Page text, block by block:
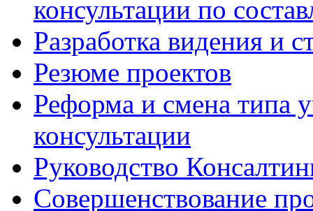
консультации по
Разработка видения и
Резюме проектов
Реформа и смена типа
консультации
Руководство
Совершенствование